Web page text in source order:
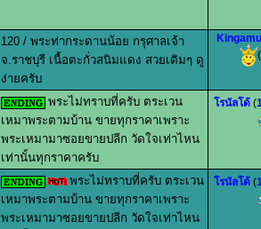
120 / พระท่ากระดานน้อย กรุศาลเจ้า
จ.ราชบุรี เนื้อตะกั่วสนิมแดง สวยเดิมๆ ดู
ง่ายครับ
(
พระไม่ทราบที่ครับ ตระเวน
เหมาพระตามบ้าน ขายทุกราคาเพราะ
พระเหมามาซอยขายปลีก วัดใจเท่าไหน
เท่านั้นทุกราคาครับ
โรนัลโด้ (
พระไม่ทราบที่ครับ ตระเวน
เหมาพระตามบ้าน ขายทุกราคาเพราะ
พระเหมามาซอยขายปลีก วัดใจเท่าไหน
โรนัลโด้ (